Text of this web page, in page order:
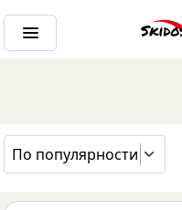
По популярности
ГЛАВНАЯ
БРЕНДЫ